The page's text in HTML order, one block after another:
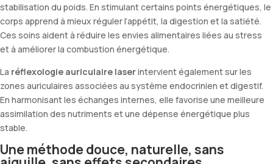
stabilisation du poids. En stimulant certains points énergétiques, le
corps apprend à mieux réguler l’appétit, la digestion et la satiété.
Ces soins aident à réduire les envies alimentaires liées au stress
et à améliorer la combustion énergétique.
La réflexologie auriculaire laserintervient également sur les
zones auriculaires associées au système endocrinien et digestif.
En harmonisant les échanges internes, elle favorise une meilleure
assimilation des nutriments et une dépense énergétique plus
stable.
Une méthode douce, naturelle, sans